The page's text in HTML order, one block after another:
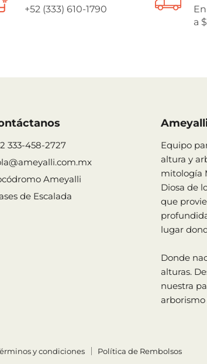
+52 (333) 610-1790
a
333-458-2727
Ameyalli
de Escalada
Equipo
altura y
mitología
Diosa de
que
lugar
Donde
alturas.
nuestra
arborismo
y condiciones Política de Rembolsos